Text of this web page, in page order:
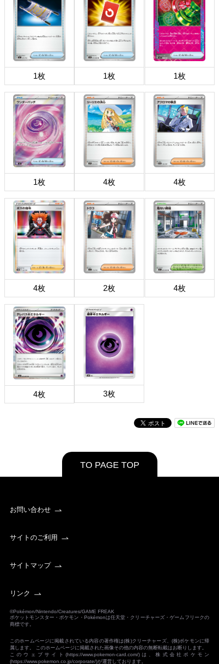
1枚 1枚 1枚
1枚 4枚 4枚
4枚 2枚 4枚
4枚 3枚
TO PAGE TOP
お問い合わせ
サイトのご利用
サイトマップ
リンク
©Pokémon/Nintendo/Creatures/GAME FREAK
ポケットモンスター・ポケモン・Pokémonは任天堂・クリーチャーズ・ゲームフリークの
商標です。
このホームページに掲載されている内容の著作権は(株)クリーチャーズ、(株)ポケモンに帰
属します。 このホームページに掲載された画像その他の内容の無断転載はお断りします。
このウェブサイト(https://www.pokemon-card.com/)は、株式会社ポケモン
(https://www.pokemon.co.jp/corporate/)が運営しております。